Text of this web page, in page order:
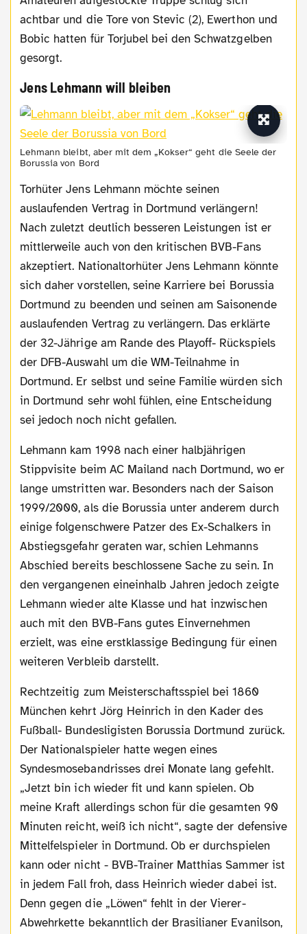
achtbar und die Tore von Stevic (2), Ewerthon und
Bobic hatten für Torjubel bei den Schwatzgelben
gesorgt.
Jens Lehmann will bleiben
Lehmann bleibt, aber mit dem „Kokser“ geht die Seele der
Borussia von Bord
Torhüter Jens Lehmann möchte seinen
auslaufenden Vertrag in Dortmund verlängern!
Nach zuletzt deutlich besseren Leistungen ist er
mittlerweile auch von den kritischen BVB-Fans
akzeptiert. Nationaltorhüter Jens Lehmann könnte
sich daher vorstellen, seine Karriere bei Borussia
Dortmund zu beenden und seinen am Saisonende
auslaufenden Vertrag zu verlängern. Das erklärte
der 32-Jährige am Rande des Playoff- Rückspiels
der DFB-Auswahl um die WM-Teilnahme in
Dortmund. Er selbst und seine Familie würden sich
in Dortmund sehr wohl fühlen, eine Entscheidung
sei jedoch noch nicht gefallen.
Lehmann kam 1998 nach einer halbjährigen
Stippvisite beim AC Mailand nach Dortmund, wo er
lange umstritten war. Besonders nach der Saison
1999/2000, als die Borussia unter anderem durch
einige folgenschwere Patzer des Ex-Schalkers in
Abstiegsgefahr geraten war, schien Lehmanns
Abschied bereits beschlossene Sache zu sein. In
den vergangenen eineinhalb Jahren jedoch zeigte
Lehmann wieder alte Klasse und hat inzwischen
auch mit den BVB-Fans gutes Einvernehmen
erzielt, was eine erstklassige Bedingung für einen
weiteren Verbleib darstellt.
Rechtzeitig zum Meisterschaftsspiel bei 1860
München kehrt Jörg Heinrich in den Kader des
Fußball- Bundesligisten Borussia Dortmund zurück.
Der Nationalspieler hatte wegen eines
Syndesmosebandrisses drei Monate lang gefehlt.
„Jetzt bin ich wieder fit und kann spielen. Ob
meine Kraft allerdings schon für die gesamten 90
Minuten reicht, weiß ich nicht“, sagte der defensive
Mittelfelspieler in Dortmund. Ob er durchspielen
kann oder nicht - BVB-Trainer Matthias Sammer ist
in jedem Fall froh, dass Heinrich wieder dabei ist.
Denn gegen die „Löwen“ fehlt in der Vierer-
Abwehrkette bekanntlich der Brasilianer Evanilson,